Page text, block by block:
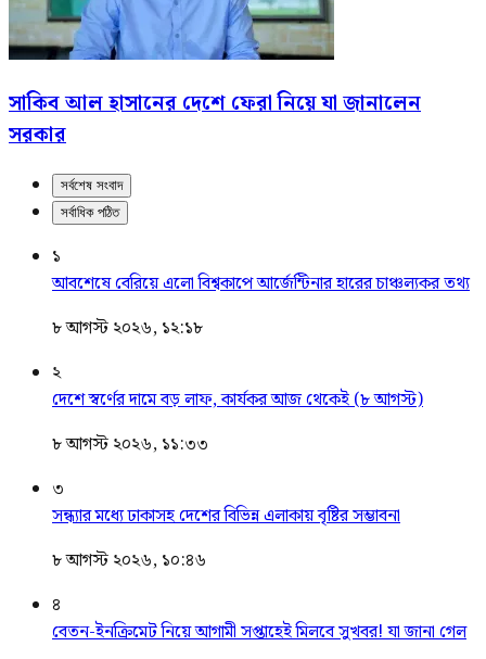
সাকিব আল হাসানের দেশে ফেরা নিয়ে যা জানালেন
সরকার
সর্বশেষ সংবাদ
সর্বাধিক পঠিত
১
আবশেষে বেরিয়ে এলো বিশ্বকাপে আর্জেন্টিনার হারের চাঞ্চল্যকর তথ্য
৮ আগস্ট ২০২৬, ১২:১৮
২
দেশে স্বর্ণের দামে বড় লাফ, কার্যকর আজ থেকেই (৮ আগস্ট)
৮ আগস্ট ২০২৬, ১১:৩৩
৩
সন্ধ্যার মধ্যে ঢাকাসহ দেশের বিভিন্ন এলাকায় বৃষ্টির সম্ভাবনা
৮ আগস্ট ২০২৬, ১০:৪৬
৪
বেতন-ইনক্রিমেট নিয়ে আগামী সপ্তাহেই মিলবে সুখবর! যা জানা গেল